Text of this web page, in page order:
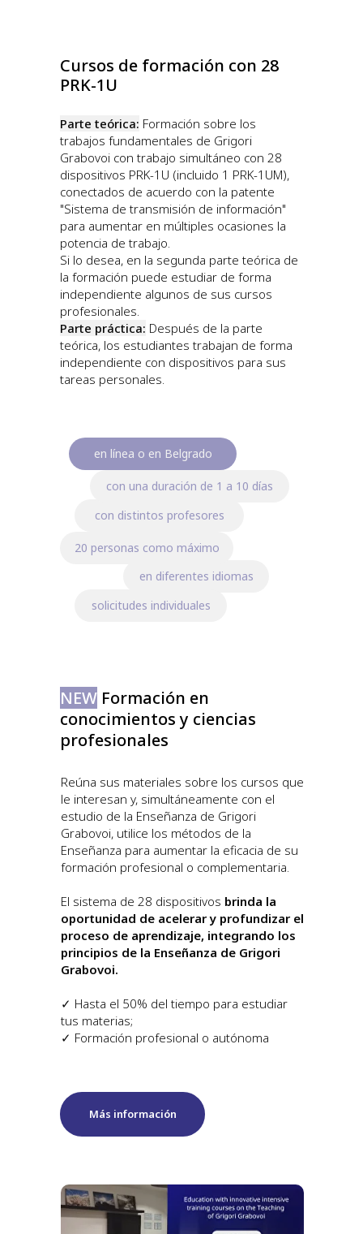
Parte teórica: Formación sobre los
trabajos fundamentales de Grigori
Grabovoi con trabajo simultáneo con 28
dispositivos PRK-1U (incluido 1 PRK-1UM),
conectados de acuerdo con la patente
"Sistema de transmisión de información"
para aumentar en múltiples ocasiones la
potencia de trabajo.
Si lo desea, en la segunda parte teórica de
la formación puede estudiar de forma
independiente algunos de sus cursos
profesionales.
Parte práctica: Después de la parte
teórica, los estudiantes trabajan de forma
independiente con dispositivos para sus
tareas personales.
Reúna sus materiales sobre los cursos que
le interesan y, simultáneamente con el
estudio de la Enseñanza de Grigori
Grabovoi, utilice los métodos de la
Enseñanza para aumentar la eficacia de su
formación profesional o complementaria.
El sistema de 28 dispositivos brinda la
oportunidad de acelerar y profundizar el
proceso de aprendizaje, integrando los
principios de la Enseñanza de Grigori
Grabovoi.
✓ Hasta el 50% del tiempo para estudiar
tus materias;
✓ Formación profesional o autónoma
en línea o en Belgrado
en diferentes idiomas
con distintos profesores
con una duración de 1 a 10 días
20 personas como máximo
solicitudes individuales
Más información
Cursos de formación con 28
PRK-1U
NEW Formación en
conocimientos y ciencias
profesionales